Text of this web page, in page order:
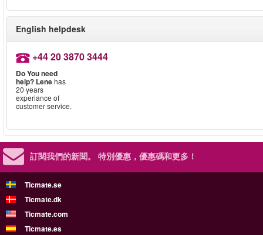
English helpdesk
+44 20 3870 3444
Do You need
help? Lenehas
20 years
experiance of
customer service.
訂閱我們的新聞。 特別優惠，優惠碼和更多！
Ticmate.se
Ticmate.dk
Ticmate.com
Ticmate.es